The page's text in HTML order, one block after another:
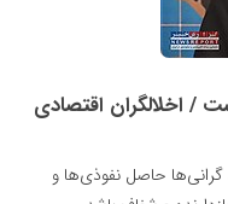
/ اخلالگران اقتصادی
حاصل نفوذی‌ها و